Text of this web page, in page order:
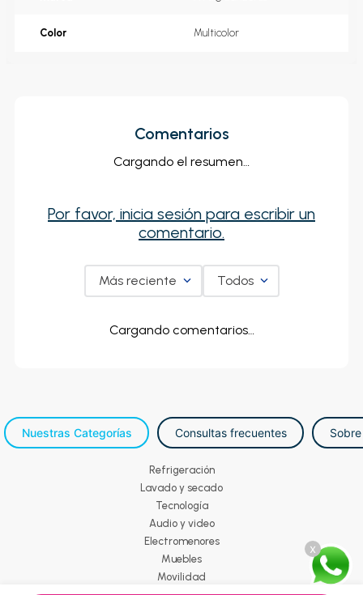
x
Color Multicolor
Comentarios
Cargando el resumen…
Por favor, inicia sesión para escribir un
comentario.
Más reciente Todos
Cargando comentarios…
Nuestras Categorías Consultas frecuentes
Refrigeración
Lavado y secado
Tecnología
Audio y video
Electromenores
Muebles
Movilidad